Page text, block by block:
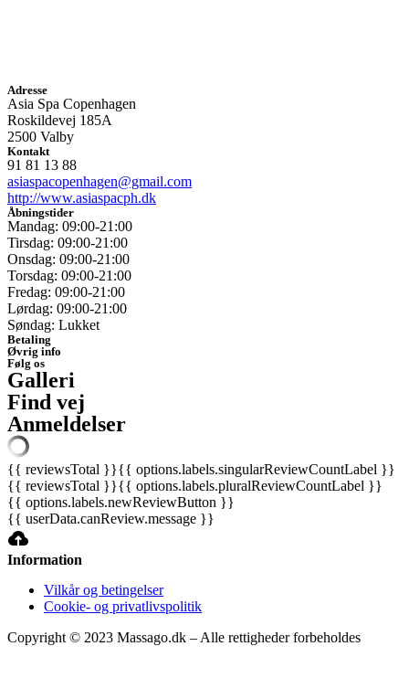
Adresse
Asia Spa Copenhagen
Roskildevej 185A
2500 Valby
Kontakt
91 81 13 88
asiaspacopenhagen@gmail.com
http://www.asiaspacph.dk
Åbningstider
Mandag: 09:00-21:00
Tirsdag: 09:00-21:00
Onsdag: 09:00-21:00
Torsdag: 09:00-21:00
Fredag: 09:00-21:00
Lørdag: 09:00-21:00
Søndag: Lukket
Betaling
Øvrig info
Følg os
Galleri
Find vej
Anmeldelser
{{ reviewsTotal }}{{ options.labels.singularReviewCountLabel }}
{{ reviewsTotal }}{{ options.labels.pluralReviewCountLabel }}
{{ options.labels.newReviewButton }}
{{ userData.canReview.message }}
Information
Vilkår og betingelser
Cookie- og privatlivspolitik
Copyright © 2023 Massago.dk – Alle rettigheder forbeholdes